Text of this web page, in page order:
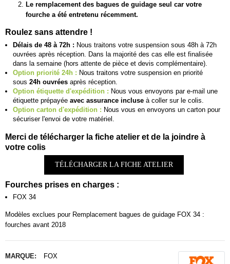
Le remplacement des bagues de guidage seul car votre
fourche a été entretenu récemment.
Roulez sans attendre !
Délais de 48 à 72h : Nous traitons votre suspension sous 48h à 72h
ouvrées après réception. Dans la majorité des cas elle est finalisée
dans la semaine (hors attente de pièce et devis complémentaire).
Option priorité 24h : Nous traitons votre suspension en priorité
sous 24h ouvrées après réception.
Option étiquette d'expédition : Nous vous envoyons par e-mail une
étiquette prépayée avec assurance incluse à coller sur le colis.
Option carton d'expédition : Nous vous en envoyons un carton pour
sécuriser l'envoi de votre matériel.
Merci de télécharger la fiche atelier et de la joindre à
votre colis
TÉLÉCHARGER LA FICHE ATELIER
Fourches prises en charges :
FOX 34
Modèles exclues pour Remplacement bagues de guidage FOX 34 :
fourches avant 2018
MARQUE: FOX